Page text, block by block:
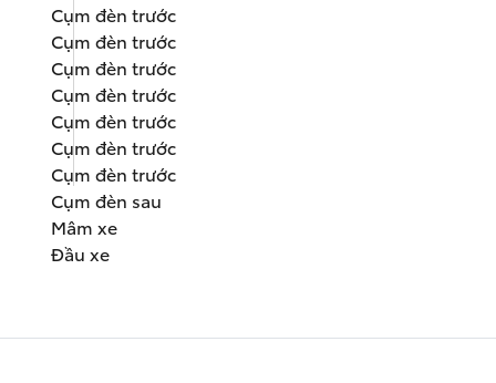
Cụm đèn trước
Cụm đèn trước
Cụm đèn trước
Cụm đèn trước
Cụm đèn trước
Cụm đèn trước
Cụm đèn trước
Cụm đèn sau
Mâm xe
Đầu xe